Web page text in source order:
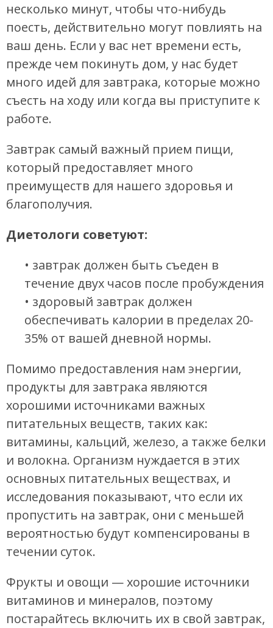
несколько минут, чтобы что-нибудь
поесть, действительно могут повлиять на
ваш день. Если у вас нет времени есть,
прежде чем покинуть дом, у нас будет
много идей для завтрака, которые можно
съесть на ходу или когда вы приступите к
работе.
Завтрак самый важный прием пищи,
который предоставляет много
преимуществ для нашего здоровья и
благополучия.
Диетологи советуют:
• завтрак должен быть съеден в
течение двух часов после пробуждения
• здоровый завтрак должен
обеспечивать калории в пределах 20-
35% от вашей дневной нормы.
Помимо предоставления нам энергии,
продукты для завтрака являются
хорошими источниками важных
питательных веществ, таких как:
витамины, кальций, железо, а также белки
и волокна. Организм нуждается в этих
основных питательных веществах, и
исследования показывают, что если их
пропустить на завтрак, они с меньшей
вероятностью будут компенсированы в
течении суток.
Фрукты и овощи — хорошие источники
витаминов и минералов, поэтому
постарайтесь включить их в свой завтрак,